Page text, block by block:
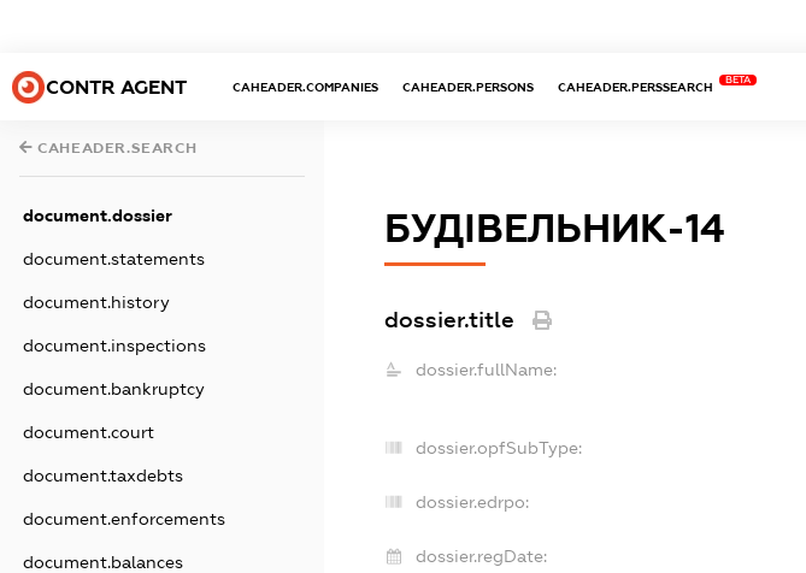
CONTR AGENT CAHEADER.COMPANIES CAHEADER.PERSONS CAHEADER.PERSSEARCH
BETA
CAHEADER.SEARCH
document.dossier
document.statements
document.history
document.inspections
document.bankruptcy
document.court
document.taxdebts
document.enforcements
document.balances
БУДІВЕЛЬНИК-14
dossier.title
dossier.fullName:
dossier.opfSubType:
dossier.edrpo:
dossier.regDate: